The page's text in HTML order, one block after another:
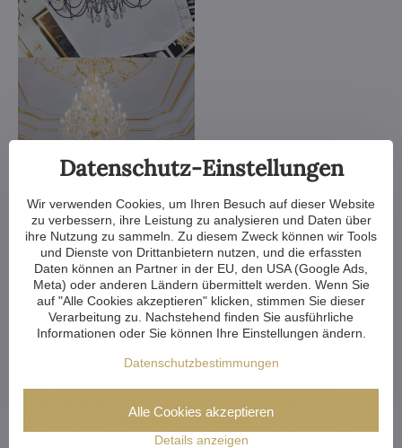
Wir verkleinern oder vergrößern den Kronleuchter, ändern die
Arme, ändern die Anzahl der Glühbirnen, kürzen oder
verlängern die Kette - die Möglichkeiten sind fast endlos. Und
wenn das noch nicht genug ist, können wir einen Kristalllüster
Wenn Sie nicht aus unserem Angebot an Kronleuchtern
wählen, fertigen wir für Sie einen ganz individuellen
Kronleuchter an. Alles, was Sie brauchen, ist eine Zeichnung
oder sogar ein Bild/Foto davon, wie Sie sich den Kronleuchter
Datenschutz-Einstellungen
Wir verwenden Cookies, um Ihren Besuch auf dieser Website
zu verbessern, ihre Leistung zu analysieren und Daten über
ihre Nutzung zu sammeln. Zu diesem Zweck können wir Tools
und Dienste von Drittanbietern nutzen, und die erfassten
Daten können an Partner in der EU, den USA (Google Ads,
Meta) oder anderen Ländern übermittelt werden. Wenn Sie
auf "Alle Cookies akzeptieren" klicken, stimmen Sie dieser
Verarbeitung zu. Nachstehend finden Sie ausführliche
Informationen oder Sie können Ihre Einstellungen ändern.
Datenschutzbestimmungen
Details anzeigen
Alle Cookies akzeptieren